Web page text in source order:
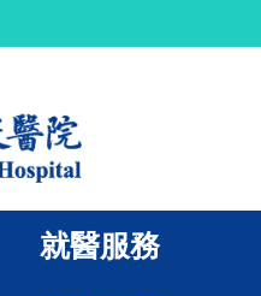
就醫服務